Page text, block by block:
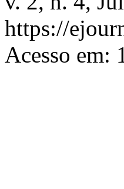
https://
Acesso em: